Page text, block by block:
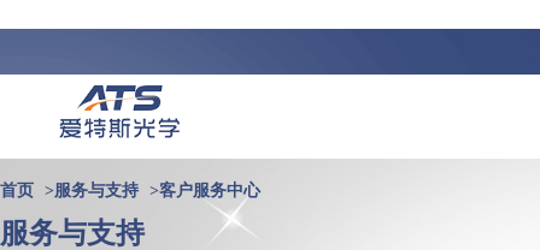
首页 >服务与支持 >客户服务中心
服务与支持